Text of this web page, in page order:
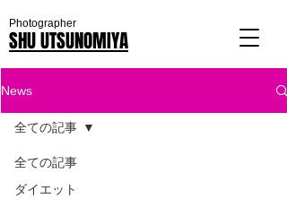
SHU UTSUNOMIYA
Photographer
News
全ての記事
ダイエット
全ての記事